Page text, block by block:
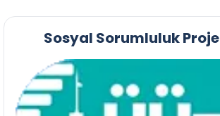
Sosyal Sorumluluk